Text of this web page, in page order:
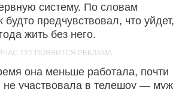
систему. По словам
будто предчувствовал, что уйдет,
жить без него.
она меньше работала, почти
не участвовала в телешоу — муж